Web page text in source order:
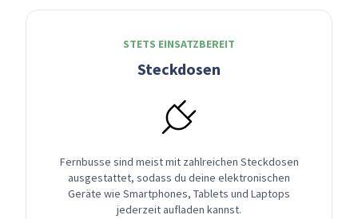
STETS EINSATZBEREIT
Steckdosen
Fernbusse sind meist mit zahlreichen Steckdosen
ausgestattet, sodass du deine elektronischen
Geräte wie Smartphones, Tablets und Laptops
jederzeit aufladen kannst.